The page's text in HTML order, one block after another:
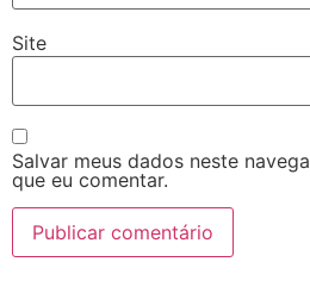
Site
Salvar meus dados neste
que eu comentar.